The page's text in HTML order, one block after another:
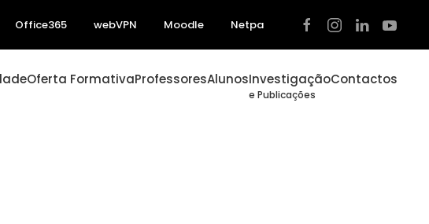
Office365 webVPN Moodle Netpa
Oferta FormativaProfessoresAlunosInvestigação
e Publicações
Contactos